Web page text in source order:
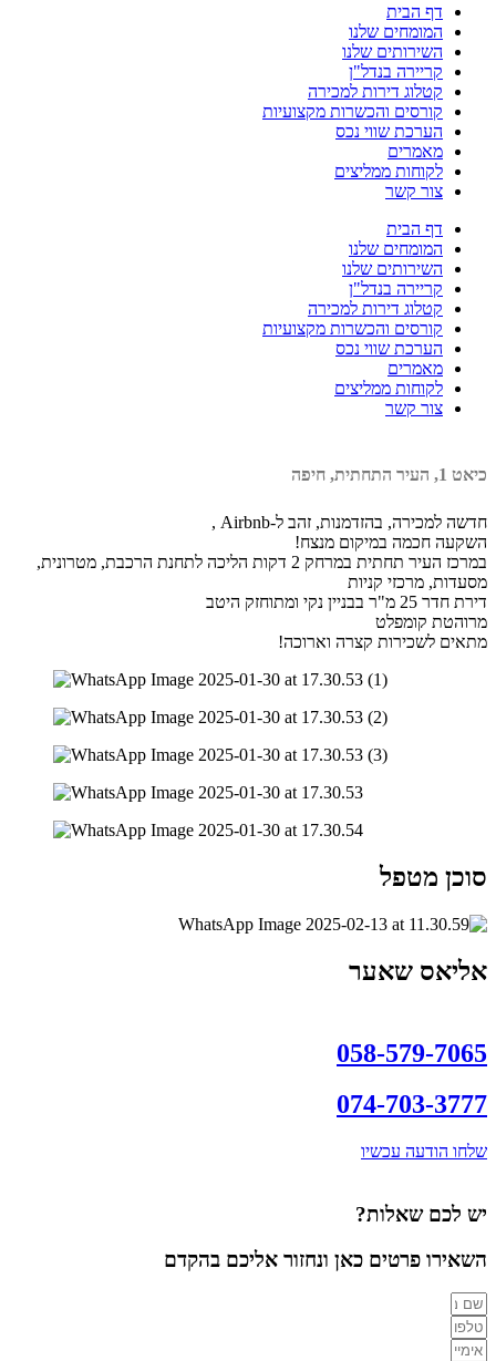
דף הבית
המומחים שלנו
השירותים שלנו
קריירה בנדל"ן
קטלוג דירות למכירה
קורסים והכשרות מקצועיות
הערכת שווי נכס
מאמרים
לקוחות ממליצים
צור קשר
דף הבית
המומחים שלנו
השירותים שלנו
קריירה בנדל"ן
קטלוג דירות למכירה
קורסים והכשרות מקצועיות
הערכת שווי נכס
מאמרים
לקוחות ממליצים
צור קשר
כיאט 1, העיר התחתית, חיפה
חדשה למכירה, בהזדמנות, זהב ל-Airbnb ,
השקעה חכמה במיקום מנצח!
במרכז העיר תחתית במרחק 2 דקות הליכה לתחנת הרכבת, מטרונית,
מסעדות, מרכזי קניות
דירת חדר 25 מ"ר בבניין נקי ומתוחזק היטב
מרוהטת קומפלט
מתאים לשכירות קצרה וארוכה!
סוכן מטפל
אליאס שאער
058-579-7065
074-703-3777
שלחו הודעה עכשיו
יש לכם שאלות?
השאירו פרטים כאן ונחזור אליכם בהקדם